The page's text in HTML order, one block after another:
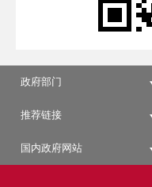
政府部门
推荐链接
国内政府网站